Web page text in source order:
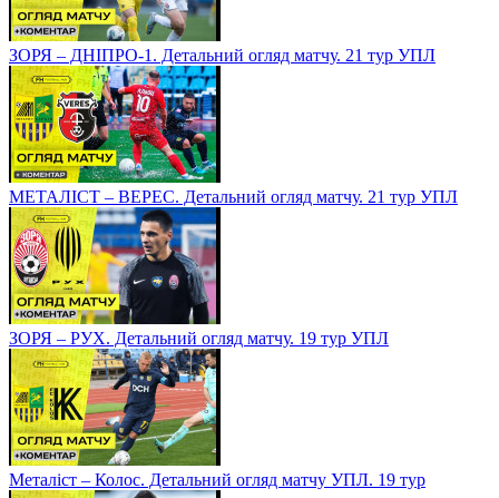
ЗОРЯ – ДНІПРО-1. Детальний огляд матчу. 21 тур УПЛ
МЕТАЛІСТ – ВЕРЕС. Детальний огляд матчу. 21 тур УПЛ
ЗОРЯ – РУХ. Детальний огляд матчу. 19 тур УПЛ
Металіст – Колос. Детальний огляд матчу УПЛ. 19 тур